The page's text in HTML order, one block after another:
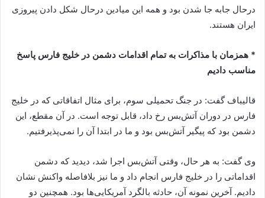
درحال جابه جا شدن بود و همه این میادین درحال شکل دادن پیروزی
ایران هستند.
* همزمان با مذاکرات به تمام اقدامات دشمن در خلیج فارس پاسخ
مناسب دادیم
قالیباف گفت: در جنگ تحمیلی سوم، برای مثال اتفاقاتی که در خلیج
فارس در دوران آتش‌بس رخ داد، قابل توجه است. در آن مقطع، این
دشمن بود که پیگیر آتش‌بس بود و ما در ابتدا آن را نمی‌پذیرفتیم.
وی گفت: به هر حال، وقتی آتش‌بس اجرا شد، دیدید که دشمن
اقداماتی را در خلیج فارس انجام داد و ما نیز بلافاصله واکنش نشان
دادیم. آخرین نمونه آن، حادثه بالگرد آمریکایی‌ها بود. همچنین دو